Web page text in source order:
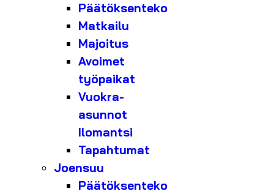
Päätöksenteko
Matkailu
Majoitus
Avoimet
työpaikat
Vuokra-
asunnot
Ilomantsi
Tapahtumat
Joensuu
Päätöksenteko